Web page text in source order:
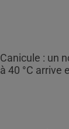
Canicule : un
à 40 °C arrive